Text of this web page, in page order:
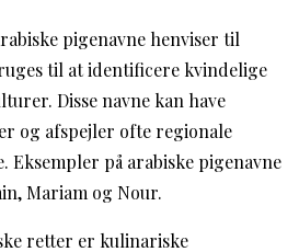
pigenavne henviser til
til at identificere kvindelige
Disse navne kan have
og afspejler ofte regionale
på arabiske pigenavne
Mariam og Nour.
retter er kulinariske